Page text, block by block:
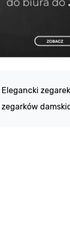
Elegancki
zegarków